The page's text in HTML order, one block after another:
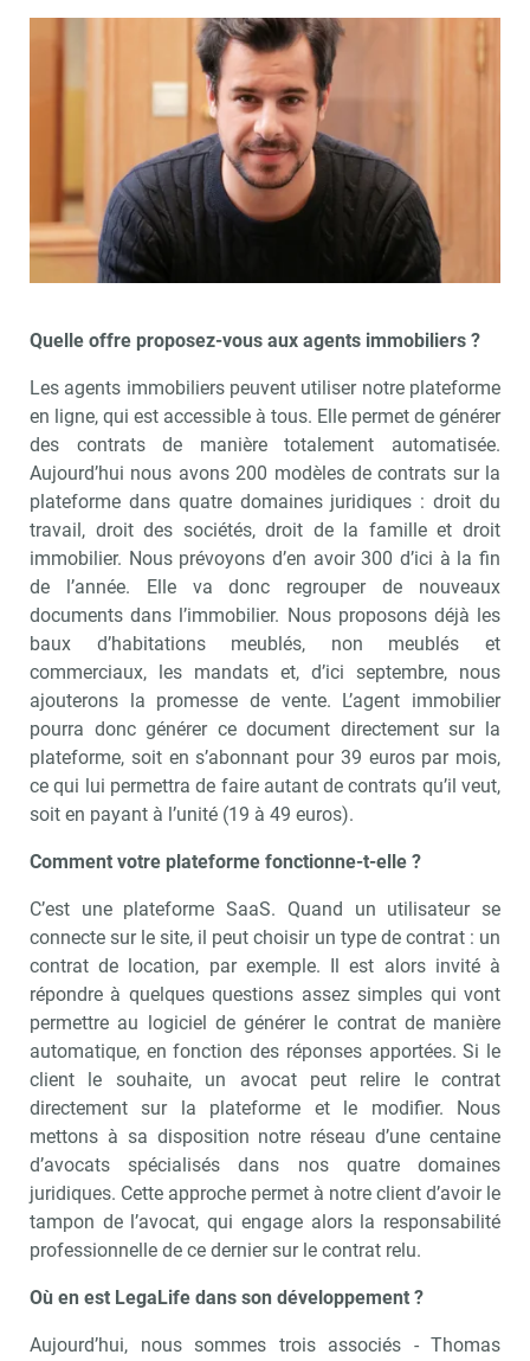
Quelle offre proposez-vous aux agents immobiliers ?
Les agents immobiliers peuvent utiliser notre plateforme
en ligne, qui est accessible à tous. Elle permet de générer
des contrats de manière totalement automatisée.
Aujourd’hui nous avons 200 modèles de contrats sur la
plateforme dans quatre domaines juridiques : droit du
travail, droit des sociétés, droit de la famille et droit
immobilier. Nous prévoyons d’en avoir 300 d’ici à la fin
de l’année. Elle va donc regrouper de nouveaux
documents dans l’immobilier. Nous proposons déjà les
baux d’habitations meublés, non meublés et
commerciaux, les mandats et, d’ici septembre, nous
ajouterons la promesse de vente. L’agent immobilier
pourra donc générer ce document directement sur la
plateforme, soit en s’abonnant pour 39 euros par mois,
ce qui lui permettra de faire autant de contrats qu’il veut,
soit en payant à l’unité (19 à 49 euros).
Comment votre plateforme fonctionne-t-elle ?
C’est une plateforme SaaS. Quand un utilisateur se
connecte sur le site, il peut choisir un type de contrat : un
contrat de location, par exemple. Il est alors invité à
répondre à quelques questions assez simples qui vont
permettre au logiciel de générer le contrat de manière
automatique, en fonction des réponses apportées. Si le
client le souhaite, un avocat peut relire le contrat
directement sur la plateforme et le modifier. Nous
mettons à sa disposition notre réseau d’une centaine
d’avocats spécialisés dans nos quatre domaines
juridiques. Cette approche permet à notre client d’avoir le
tampon de l’avocat, qui engage alors la responsabilité
professionnelle de ce dernier sur le contrat relu.
Où en est LegaLife dans son développement ?
Aujourd’hui, nous sommes trois associés - Thomas